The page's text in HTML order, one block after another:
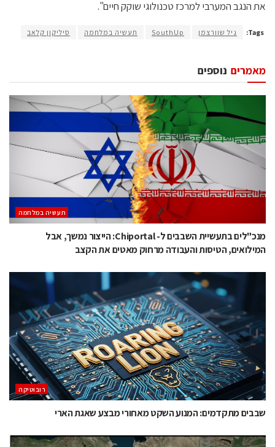
את הנגב המערבי למרכז טכנולוגי שוקק חיים".
Tags: גיל שוורצמן SouthUp תעשיה במלחמה סיליקון קלאב
נוספים מאמרים
תעשיה במלחמה
מנכ"לים בתעשיית השבבים ל- Chiportal: הייצור נמשך, אבל
המילואים, הטיסות והעבודה מרחוק מאטים את הקצב
רובוטיקה
שבבים מתקדמים: המנוע השקט מאחורי מבצע שאגת הארי